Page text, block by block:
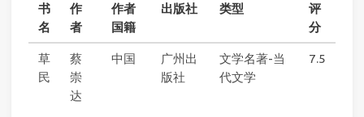
书
名
作
者
作者
国籍
出版社 类型
评
分
草
民
蔡
崇
达
中国
广州出
版社
文学名著-当
代文学
7.5